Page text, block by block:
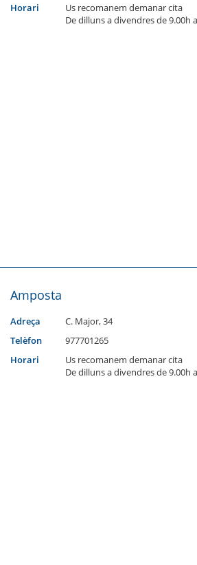
Horari
Us recomanem demanar cita
De dilluns a divendres de 9.00h
Amposta
Adreça
C. Major, 34
Telèfon
977701265
Horari
Us recomanem demanar cita
De dilluns a divendres de 9.00h